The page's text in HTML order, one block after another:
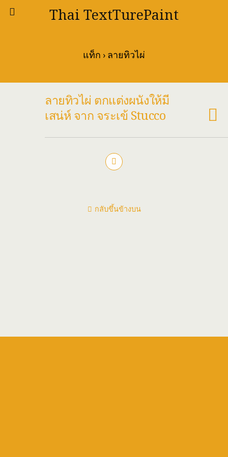
Thai TextTurePaint
แท็ก › ลายทิวไผ่
ลายทิวไผ่ ตกแต่งผนังให้มี
เสน่ห์ จาก จระเข้ Stucco
กลับขึ้นข้างบน